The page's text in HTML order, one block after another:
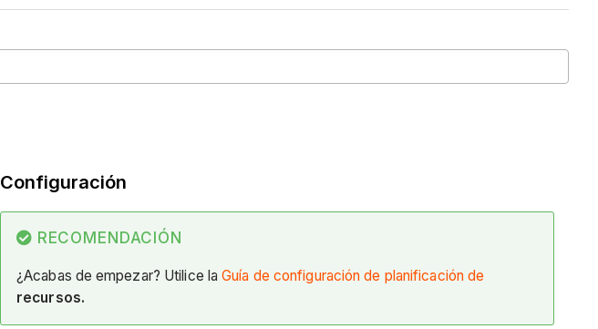
Configuración
RECOMENDACIÓN
¿Acabas de empezar? Utilice laGuía de configuración de planificación de
recursos.